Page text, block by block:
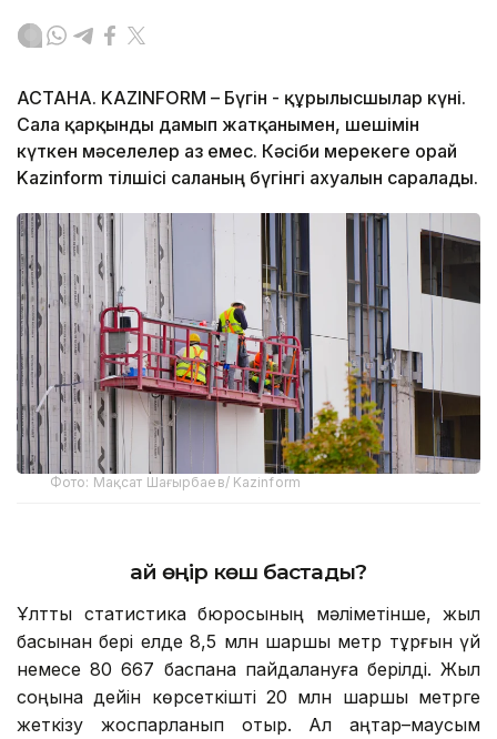
АСТАНА. KAZINFORM – Бүгін - құрылысшылар күні.
Сала қарқынды дамып жатқанымен, шешімін
күткен мәселелер аз емес. Кәсіби мерекеге орай
Kazinform тілшісі саланың бүгінгі ахуалын саралады.
Фото: Мақсат Шағырбаев/ Kazinform
Қай өңір көш бастады?
Ұлттық статистика бюросының мәліметінше, жыл
басынан бері елде 8,5 млн шаршы метр тұрғын үй
немесе 80 667 баспана пайдалануға берілді. Жыл
соңына дейін көрсеткішті 20 млн шаршы метрге
жеткізу жоспарланып отыр. Ал қаңтар–маусым